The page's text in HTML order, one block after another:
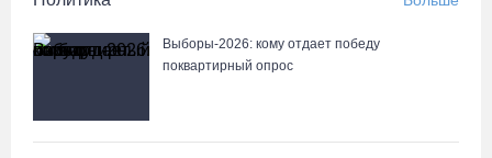
Выборы-2026: кому отдает победу
поквартирный опрос